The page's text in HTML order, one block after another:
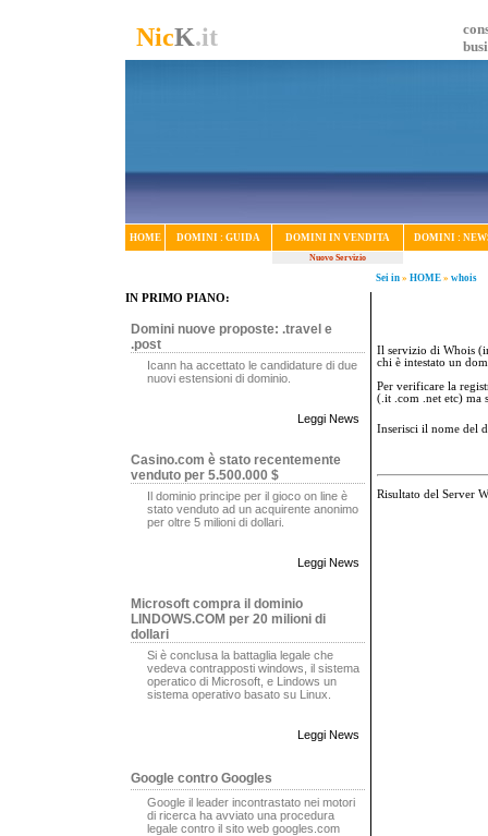
NicK.it
HOME DOMINI : GUIDA DOMINI IN VENDITA DOMINI :
Nuovo Servizio
Sei in » HOME » whois
IN PRIMO PIANO:
Domini nuove proposte: .travel e
.post
Icann ha accettato le candidature di due
nuovi estensioni di dominio.
Leggi News
Casino.com è stato recentemente
venduto per 5.500.000 $
Il dominio principe per il gioco on line è
stato venduto ad un acquirente anonimo
per oltre 5 milioni di dollari.
Leggi News
Microsoft compra il dominio
LINDOWS.COM per 20 milioni di
dollari
Si è conclusa la battaglia legale che
vedeva contrapposti windows, il sistema
operatico di Microsoft, e Lindows un
sistema operativo basato su Linux.
Leggi News
Google contro Googles
Google il leader incontrastato nei motori
di ricerca ha avviato una procedura
legale contro il sito web googles.com
Il servizio di Whois
chi è intestato un
Per verificare la
(.it .com .net etc) ma
Inserisci il nome del
Risultato del Server